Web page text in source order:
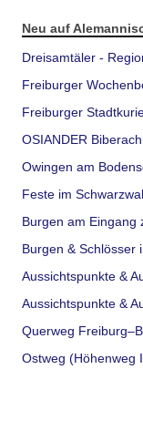
Neu auf
Dreisamtäler -
Freiburger
Freiburger
OSIANDER Biberach
Owingen am
Feste im
Burgen am Eingang
Burgen & Schlösser
Aussichtspunkte &
Aussichtspunkte &
Querweg
Ostweg (Höhenweg